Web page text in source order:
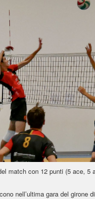
match con 12 punti (5 ace, 5
nell’ultima gara del girone